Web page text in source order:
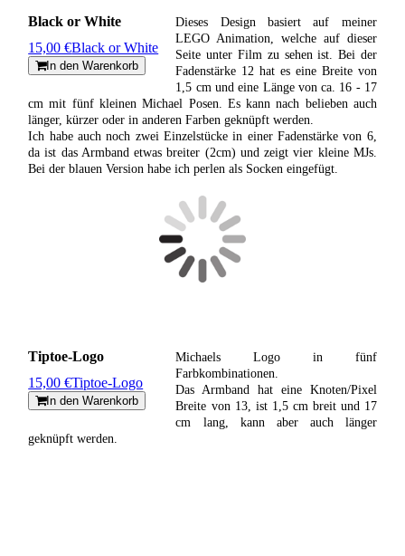
Black or White
15,00 €Black or White
In den Warenkorb
Dieses Design basiert auf meiner
LEGO Animation, welche auf dieser
Seite unter Film zu sehen ist. Bei der
Fadenstärke 12 hat es eine Breite von
1,5 cm und eine Länge von ca. 16 - 17
cm mit fünf kleinen Michael Posen. Es kann nach belieben auch
länger, kürzer oder in anderen Farben geknüpft werden.
Ich habe auch noch zwei Einzelstücke in einer Fadenstärke von 6,
da ist das Armband etwas breiter (2cm) und zeigt vier kleine MJs.
Bei der blauen Version habe ich perlen als Socken eingefügt.
Tiptoe-Logo
15,00 €Tiptoe-Logo
In den Warenkorb
Michaels Logo in fünf
Farbkombinationen.
Das Armband hat eine Knoten/Pixel
Breite von 13, ist 1,5 cm breit und 17
cm lang, kann aber auch länger
geknüpft werden.